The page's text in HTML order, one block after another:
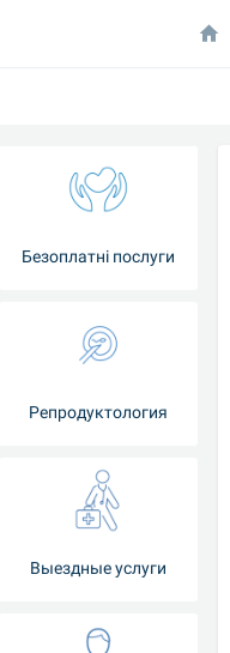
Безоплатні послуги
Репродуктология
Выездные услуги